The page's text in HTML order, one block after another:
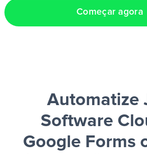
Começar agora
Automatize
Software
Google Forms